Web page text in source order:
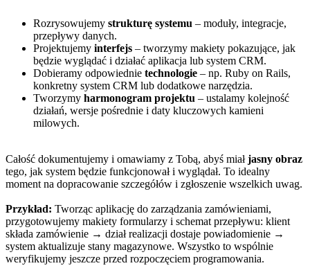
Rozrysowujemy strukturę systemu – moduły, integracje,
przepływy danych.
Projektujemy interfejs – tworzymy makiety pokazujące, jak
będzie wyglądać i działać aplikacja lub system CRM.
Dobieramy odpowiednie technologie – np. Ruby on Rails,
konkretny system CRM lub dodatkowe narzędzia.
Tworzymy harmonogram projektu – ustalamy kolejność
działań, wersje pośrednie i daty kluczowych kamieni
milowych.
Całość dokumentujemy i omawiamy z Tobą, abyś miałjasny obraz
tego, jak system będzie funkcjonował i wyglądał. To idealny
moment na dopracowanie szczegółów i zgłoszenie wszelkich uwag.
Przykład: Tworząc aplikację do zarządzania zamówieniami,
przygotowujemy makiety formularzy i schemat przepływu: klient
składa zamówienie → dział realizacji dostaje powiadomienie →
system aktualizuje stany magazynowe. Wszystko to wspólnie
weryfikujemy jeszcze przed rozpoczęciem programowania.